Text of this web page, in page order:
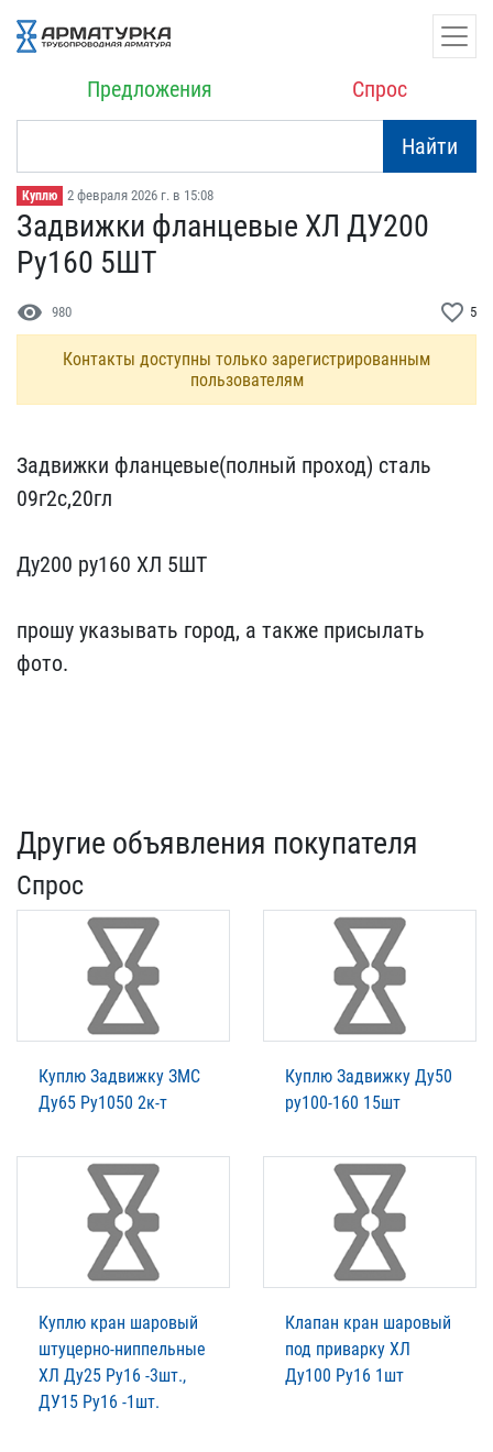
Предложения Спрос
Найти
Куплю 2 февраля 2026 г. в 15:08
Задвижки фланцевые ХЛ ДУ​200
Ру160 5ШТ
visibility 980 favorite_border 5
Контакты доступны только зарегистрированным
пользователям
Задвижки фланцевые(полны​й проход) сталь
09г2с,20​гл
Ду200 ру160 ХЛ 5ШТ
​прошу указывать город, а​ также присылать
фото.
Другие объявления покупателя
Спрос
Куплю Задвижку ЗМС
Ду65 Ру1050 2к-т
Куплю Задвижку Ду50
ру100-160 15шт
Куплю кран шаровый
штуцерно-ниппельные
ХЛ Ду25 Ру16 -3шт.,
ДУ15 Ру16 -1шт.
Клапан кран шаровый
под приварку ХЛ
Ду100 Ру16 1шт